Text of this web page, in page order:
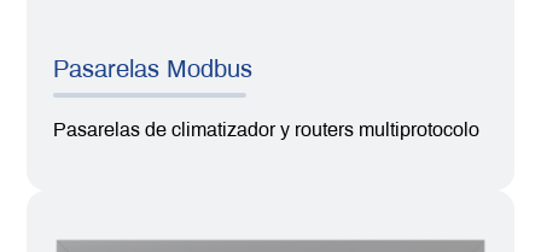
Pasarelas Modbus
Pasarelas de climatizador y routers multiprotocolo